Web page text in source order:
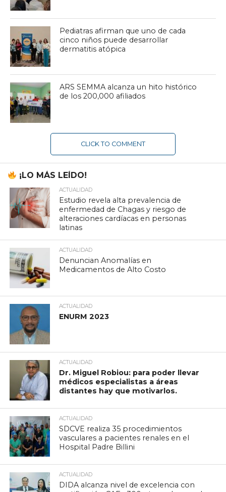
Pediatras afirman que uno de cada
cinco niños puede desarrollar
dermatitis atópica
ARS SEMMA alcanza un hito histórico
de los 200,000 afiliados
CLICK TO COMMENT
¡LO MÁS LEÍDO!
ACTUALIDAD
Estudio revela alta prevalencia de
enfermedad de Chagas y riesgo de
alteraciones cardíacas en personas
latinas
ACTUALIDAD
Denuncian Anomalías en
Medicamentos de Alto Costo
ACTUALIDAD
ENURM 2023
ACTUALIDAD
Dr. Miguel Robiou: para poder llevar
médicos especialistas a áreas
distantes hay que motivarlos.
ACTUALIDAD
SDCVE realiza 35 procedimientos
vasculares a pacientes renales en el
Hospital Padre Billini
ACTUALIDAD
DIDA alcanza nivel de excelencia con